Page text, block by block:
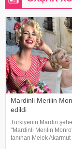
Mardinli Merilin
edildi
Türkiyənin Mardin
"Mardinli Merilin
tanınan Melek Akarmut